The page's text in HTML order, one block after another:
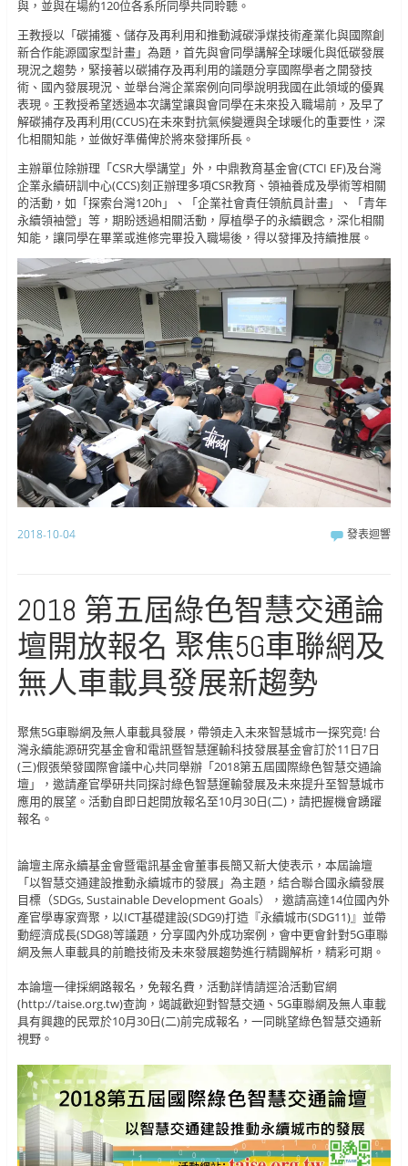
與，並與在場約120位各系所同學共同聆聽。
王教授以「碳捕獲、儲存及再利用和推動減碳淨煤技術產業化與國際創
新合作能源國家型計畫」為題，首先與會同學講解全球暖化與低碳發展
現況之趨勢，緊接著以碳捕存及再利用的議題分享國際學者之開發技
術、國內發展現況、並舉台灣企業案例向同學說明我國在此領域的優異
表現。王教授希望透過本次講堂讓與會同學在未來投入職場前，及早了
解碳捕存及再利用(CCUS)在未來對抗氣候變遷與全球暖化的重要性，深
化相關知能，並做好準備俾於將來發揮所長。
主辦單位除辦理「CSR大學講堂」外，中鼎教育基金會(CTCI EF)及台灣
企業永續研訓中心(CCS)刻正辦理多項CSR教育、領袖養成及學術等相關
的活動，如「探索台灣120h」、「企業社會責任領航員計畫」、「青年
永續領袖營」等，期盼透過相關活動，厚植學子的永續觀念，深化相關
知能，讓同學在畢業或進修完畢投入職場後，得以發揮及持續推展。
2018-10-04 發表迴響
2018 第五屆綠色智慧交通論
壇開放報名 聚焦5G車聯網及
無人車載具發展新趨勢
聚焦5G車聯網及無人車載具發展，帶領走入未來智慧城市一探究竟! 台
灣永續能源研究基金會和電訊暨智慧運輸科技發展基金會訂於11日7日
(三)假張榮發國際會議中心共同舉辦「2018第五屆國際綠色智慧交通論
壇」，邀請產官學研共同探討綠色智慧運輸發展及未來提升至智慧城市
應用的展望。活動自即日起開放報名至10月30日(二)，請把握機會踴躍
報名。
論壇主席永續基金會暨電訊基金會董事長簡又新大使表示，本屆論壇
「以智慧交通建設推動永續城市的發展」為主題，結合聯合國永續發展
目標（SDGs, Sustainable Development Goals），邀請高達14位國內外
產官學專家齊聚，以ICT基礎建設(SDG9)打造『永續城市(SDG11)』並帶
動經濟成長(SDG8)等議題，分享國內外成功案例，會中更會針對5G車聯
網及無人車載具的前瞻技術及未來發展趨勢進行精闢解析，精彩可期。
本論壇一律採網路報名，免報名費，活動詳情請逕洽活動官網
(http://taise.org.tw)查詢，竭誠歡迎對智慧交通、5G車聯網及無人車載
具有興趣的民眾於10月30日(二)前完成報名，一同眺望綠色智慧交通新
視野。